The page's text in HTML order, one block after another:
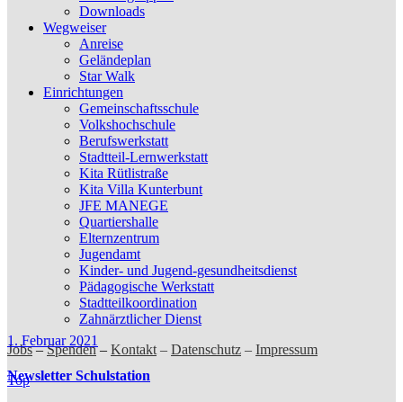
Downloads
Wegweiser
Anreise
Geländeplan
Star Walk
Einrichtungen
Gemeinschaftsschule
Volkshochschule
Berufswerkstatt
Stadtteil-Lernwerkstatt
Kita Rütlistraße
Kita Villa Kunterbunt
JFE MANEGE
Quartiershalle
Elternzentrum
Jugendamt
Kinder- und Jugend-gesundheitsdienst
Pädagogische Werkstatt
Stadtteilkoordination
Zahnärztlicher Dienst
Jobs–Spenden– Kontakt – Datenschutz – Impressum
Top
1. Februar 2021
Newsletter Schulstation